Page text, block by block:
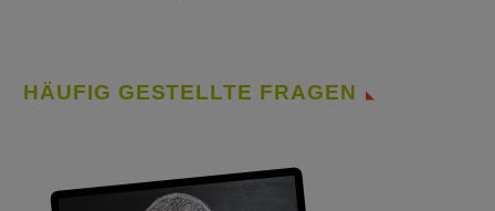
HÄUFIG GESTELLTE FRAGEN